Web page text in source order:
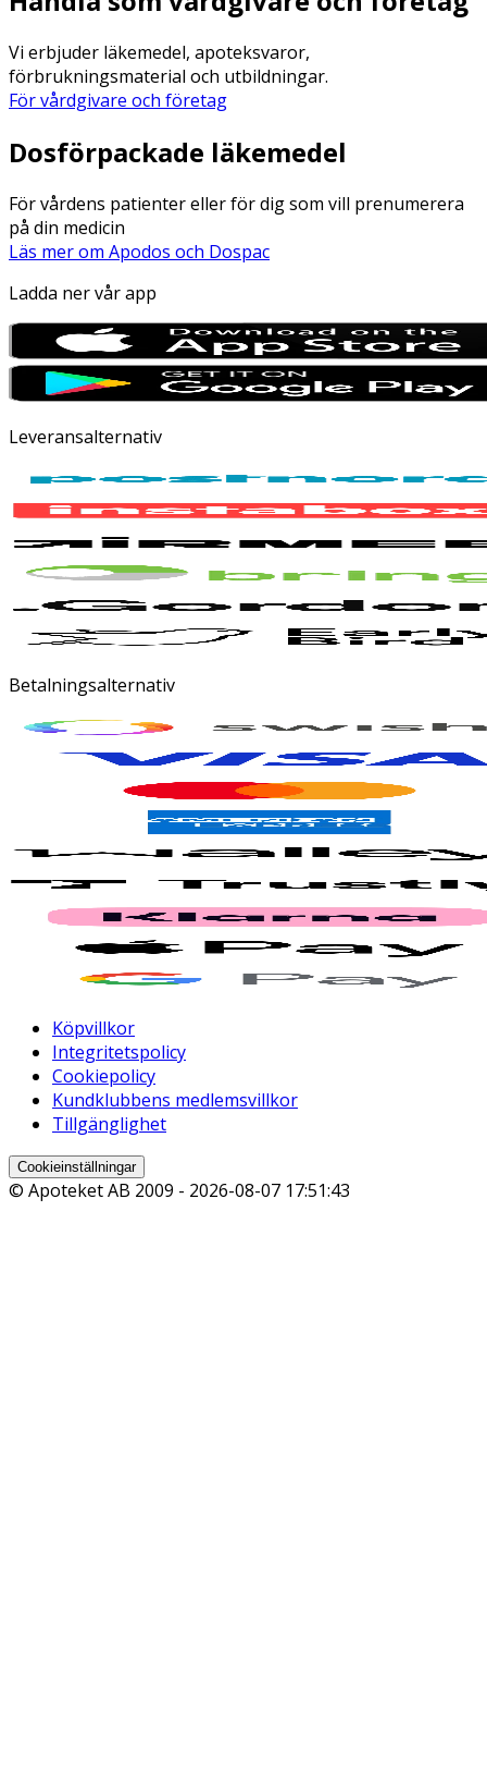
Vi erbjuder läkemedel, apoteksvaror,
förbrukningsmaterial och utbildningar.
För vårdgivare och företag
Dosförpackade läkemedel
För vårdens patienter eller för dig som vill prenumerera
på din medicin
Läs mer om Apodos och Dospac
Ladda ner vår app
Leveransalternativ
Betalningsalternativ
Köpvillkor
Integritetspolicy
Cookiepolicy
Kundklubbens medlemsvillkor
Tillgänglighet
Cookieinställningar
© Apoteket AB 2009 - 2026-08-07 17:51:43